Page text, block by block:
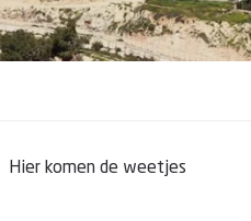
Hier komen de weetjes